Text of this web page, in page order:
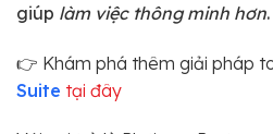
giúp làm việc thông minh hơn.
👉 Khám phá thêm giải pháp
Suite tại đây